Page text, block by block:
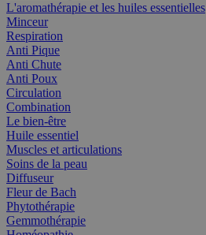
L'aromathérapie et les huiles essentielles
Minceur
Respiration
Anti Pique
Anti Chute
Anti Poux
Circulation
Combination
Le bien-être
Huile essentiel
Muscles et articulations
Soins de la peau
Diffuseur
Fleur de Bach
Phytothérapie
Gemmothérapie